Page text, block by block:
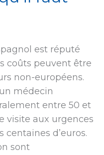
est réputé
coûts peuvent être
non-européens.
médecin
entre 50 et
visite aux urgences
d’euros.
sont